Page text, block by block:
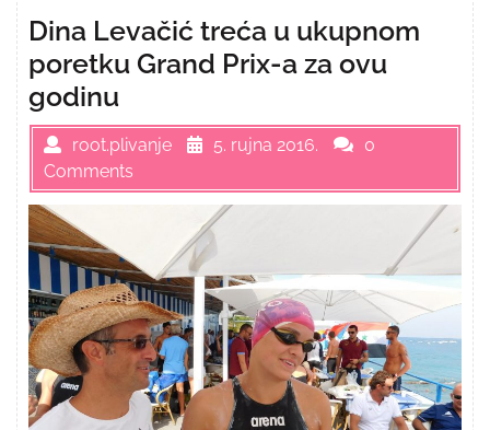
Dina Levačić treća u ukupnom
poretku Grand Prix-a za ovu
godinu
root.plivanje 5. rujna 2016.
0
Comments